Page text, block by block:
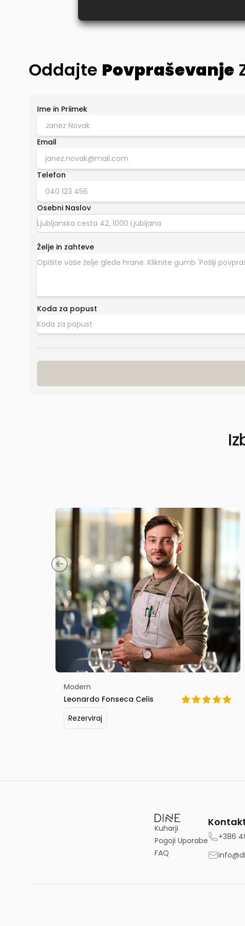
Oddajte Povpraševanje
Ime in Priimek
Email
Telefon
Osebni Naslov
Želje in zahteve
Koda za popust
Modern
Leonardo Fonseca Celis
Rezerviraj
Kuharji
Pogoji Uporabe
FAQ
+386